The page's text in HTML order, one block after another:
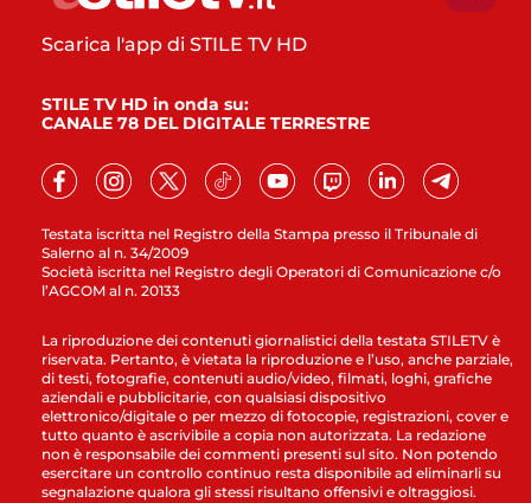
Testata iscritta nel Registro della Stampa presso il Tribunale di
Salerno al n. 34/2009
Società iscritta nel Registro degli Operatori di Comunicazione c/o
l’AGCOM al n. 20133
Scarica l'app di STILE TV HD
STILE TV HD in onda su:
CANALE 78 DEL DIGITALE TERRESTRE
La riproduzione dei contenuti giornalistici della testata STILETV è
riservata. Pertanto, è vietata la riproduzione e l’uso, anche parziale,
di testi, fotografie, contenuti audio/video, filmati, loghi, grafiche
aziendali e pubblicitarie, con qualsiasi dispositivo
elettronico/digitale o per mezzo di fotocopie, registrazioni, cover e
tutto quanto è ascrivibile a copia non autorizzata. La redazione
non è responsabile dei commenti presenti sul sito. Non potendo
esercitare un controllo continuo resta disponibile ad eliminarli su
segnalazione qualora gli stessi risultano offensivi e oltraggiosi.